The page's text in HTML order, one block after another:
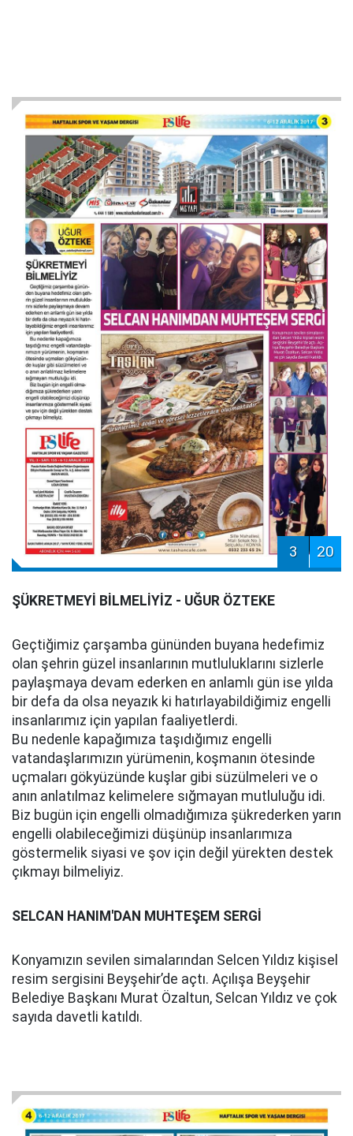
3 20
ŞÜKRETMEYİ BİLMELİYİZ - UĞUR ÖZTEKE
Geçtiğimiz çarşamba gününden buyana hedefimiz
olan şehrin güzel insanlarının mutluluklarını sizlerle
paylaşmaya devam ederken en anlamlı gün ise yılda
bir defa da olsa neyazık ki hatırlayabildiğimiz engelli
insanlarımız için yapılan faaliyetlerdi.
Bu nedenle kapağımıza taşıdığımız engelli
vatandaşlarımızın yürümenin, koşmanın ötesinde
uçmaları gökyüzünde kuşlar gibi süzülmeleri ve o
anın anlatılmaz kelimelere sığmayan mutluluğu idi.
Biz bugün için engelli olmadığımıza şükrederken yarın
engelli olabileceğimizi düşünüp insanlarımıza
göstermelik siyasi ve şov için değil yürekten destek
çıkmayı bilmeliyiz.
SELCAN HANIM'DAN MUHTEŞEM SERGİ
Konyamızın sevilen simalarından Selcen Yıldız kişisel
resim sergisini Beyşehir’de açtı. Açılışa Beyşehir
Belediye Başkanı Murat Özaltun, Selcan Yıldız ve çok
sayıda davetli katıldı.